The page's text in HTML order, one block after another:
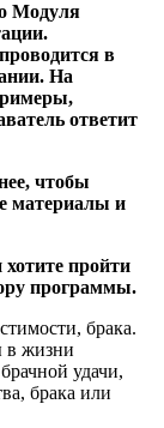
Модуля
в
На
ответит
чтобы
материалы и
пройти
программы.
брака.
в жизни
удачи,
брака или